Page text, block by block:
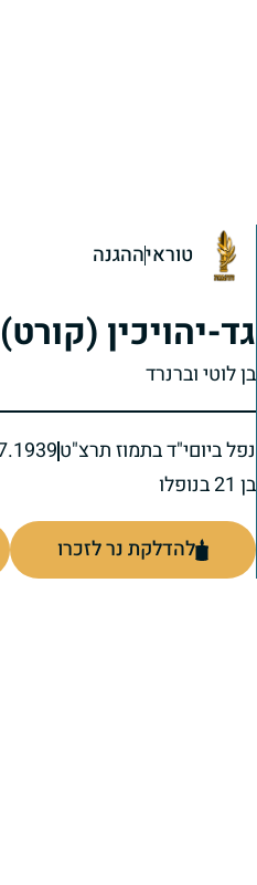
טוראיההגנה
גד-יהויכין
בן לוטי וברנרד
נפל ביוםי"ד בתמוז תרצ"ט
בן 21 בנופלו
להדלקת נר לזכרו